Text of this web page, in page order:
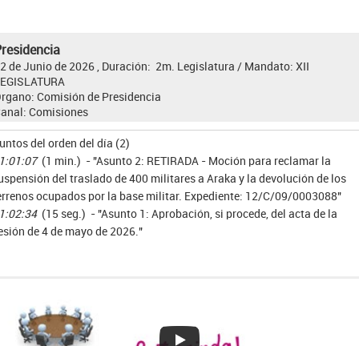
de Junio de 2026 , Duración: 2m. Legislatura / Mandato: XII
Comisión de Presidencia
Comisiones
del orden del día (2)
(1 min.) - "Asunto 2: RETIRADA - Moción para reclamar la
del traslado de 400 militares a Araka y la devolución de los
ocupados por la base militar. Expediente: 12/C/09/0003088"
(15 seg.) - "Asunto 1: Aprobación, si procede, del acta de la
de 4 de mayo de 2026."